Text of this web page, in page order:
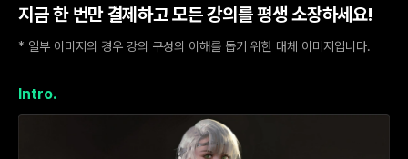
지금 한 번만 결제하고 모든 강의를 평생 소장하세요!
* 일부 이미지의 경우 강의 구성의 이해를 돕기 위한 대체 이미지입니다.
Intro.